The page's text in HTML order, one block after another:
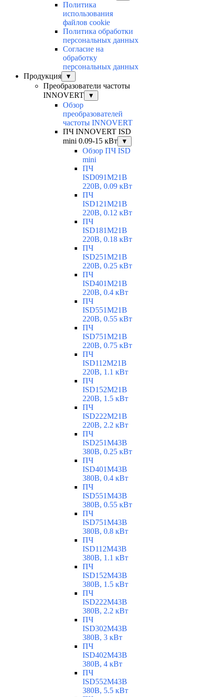
Политика
использования
файлов cookie
Политика обработки
персональных данных
Согласие на
обработку
персональных данных
Продукция
▼
Преобразователи частоты
INNOVERT
▼
Обзор
преобразователей
частоты INNOVERT
ПЧ INNOVERT ISD
mini 0.09-15 кВт
▼
Обзор ПЧ ISD
mini
ПЧ
ISD091M21B
220В, 0.09 кВт
ПЧ
ISD121M21B
220В, 0.12 кВт
ПЧ
ISD181M21B
220В, 0.18 кВт
ПЧ
ISD251M21B
220В, 0.25 кВт
ПЧ
ISD401M21B
220В, 0.4 кВт
ПЧ
ISD551M21B
220В, 0.55 кВт
ПЧ
ISD751M21B
220В, 0.75 кВт
ПЧ
ISD112M21B
220В, 1.1 кВт
ПЧ
ISD152M21B
220В, 1.5 кВт
ПЧ
ISD222M21B
220В, 2.2 кВт
ПЧ
ISD251M43B
380В, 0.25 кВт
ПЧ
ISD401M43B
380В, 0.4 кВт
ПЧ
ISD551M43B
380В, 0.55 кВт
ПЧ
ISD751M43B
380В, 0.8 кВт
ПЧ
ISD112M43B
380В, 1.1 кВт
ПЧ
ISD152M43B
380В, 1.5 кВт
ПЧ
ISD222M43B
380В, 2.2 кВт
ПЧ
ISD302M43B
380В, 3 кВт
ПЧ
ISD402M43B
380В, 4 кВт
ПЧ
ISD552M43B
380В, 5.5 кВт